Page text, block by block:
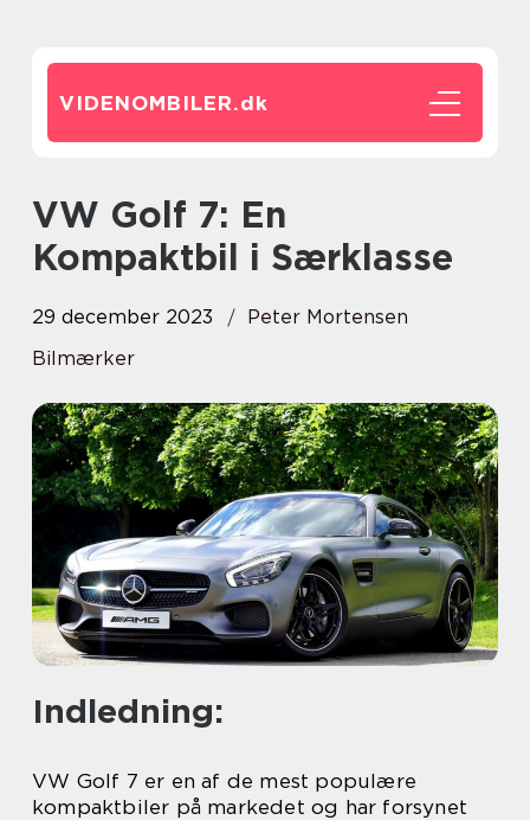
VIDENOMBILER.dk
VW Golf 7: En
Kompaktbil i Særklasse
29 december 2023
Peter Mortensen
Bilmærker
Indledning:
VW Golf 7 er en af de mest populære
kompaktbiler på markedet og har forsynet